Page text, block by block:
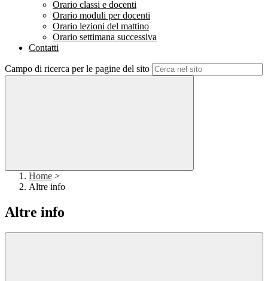
Orario classi e docenti
Orario moduli per docenti
Orario lezioni del mattino
Orario settimana successiva
Contatti
Campo di ricerca per le pagine del sito
Home >
Altre info
Altre info